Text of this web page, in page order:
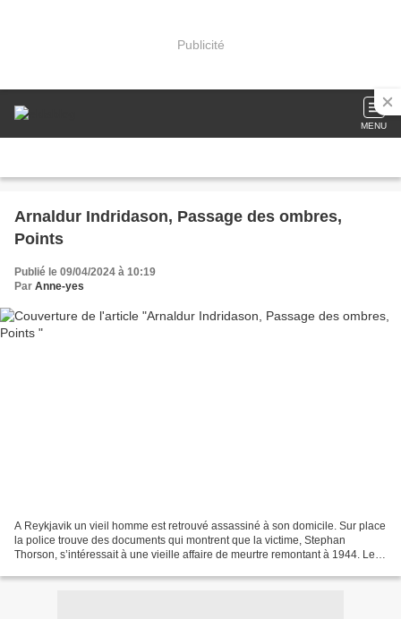
Publicité
MENU
Arnaldur Indridason, Passage des ombres,
Points
Publié le 09/04/2024 à 10:19
Par Anne-yes
A Reykjavik un vieil homme est retrouvé assassiné à son domicile. Sur place
la police trouve des documents qui montrent que la victime, Stephan
Thorson, s’intéressait à une vieille affaire de meurtre remontant à 1944. Le